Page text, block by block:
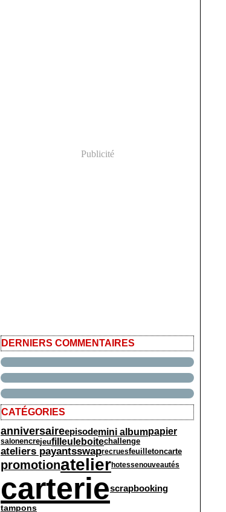
Publicité
DERNIERS COMMENTAIRES
CATÉGORIES
anniversaireepisodemini albumpapier
salonencrejeufilleuleboitechallenge
ateliers payantsswaprecruesfeuilletoncarte
promotionatelierhotessenouveautés
carteriescrapbooking
tampons